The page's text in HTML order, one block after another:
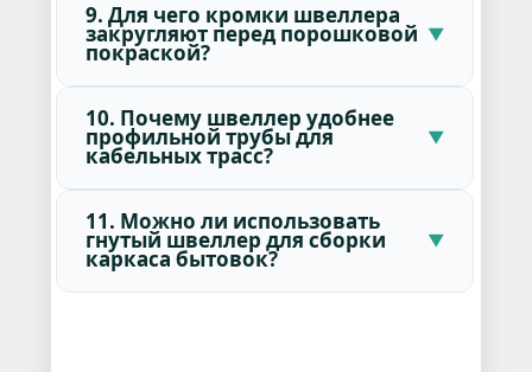
9. Для чего кромки швеллера
закругляют перед порошковой
покраской?
10. Почему швеллер удобнее
профильной трубы для
кабельных трасс?
11. Можно ли использовать
гнутый швеллер для сборки
каркаса бытовок?